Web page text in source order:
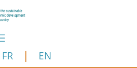
FR EN